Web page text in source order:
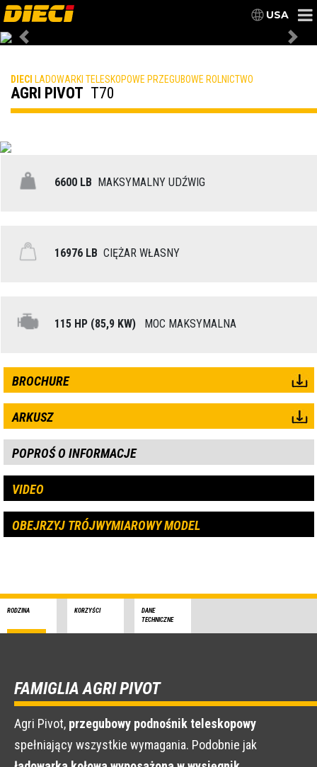
USA
Previous
DIECI LADOWARKI TELESKOPOWE PRZEGUBOWE ROLNICTWO
AGRI PIVOT T70
6600 LB MAKSYMALNY UDŹWIG
16976 LB CIĘŻAR WŁASNY
115 HP (85,9 KW) MOC MAKSYMALNA
BROCHURE
ARKUSZ
POPROŚ O INFORMACJE
VIDEO
OBEJRZYJ TRÓJWYMIAROWY MODEL
RODZINA KORZYŚCI
DANE
TECHNICZNE
FAMIGLIA AGRI PIVOT
Agri Pivot, przegubowy podnośnik teleskopowy
spełniający wszystkie wymagania. Podobnie jak